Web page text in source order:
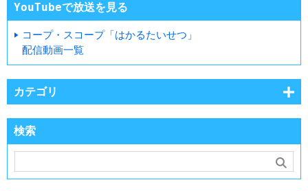
YouTubeで放送を見る
コープ・スコープ「はかるたいせつ」
配信動画一覧
カテゴリ
検索